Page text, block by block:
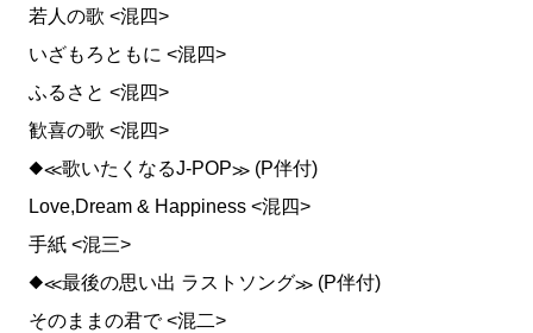
若人の歌 <混四>
いざもろともに <混四>
ふるさと <混四>
歓喜の歌 <混四>
◆≪歌いたくなるJ‐POP≫ (P伴付)
Love,Dream & Happiness <混四>
手紙 <混三>
◆≪最後の思い出 ラストソング≫ (P伴付)
そのままの君で <混二>